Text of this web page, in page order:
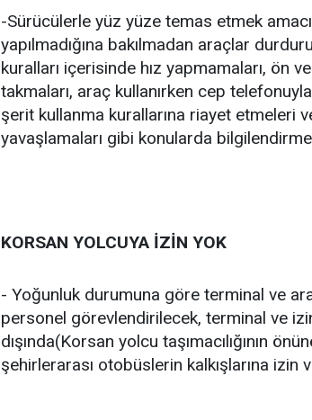
-Sürücülerle yüz yüze temas etmek
yapılmadığına bakılmadan araçlar
kuralları içerisinde hız yapmamaları, ön
takmaları, araç kullanırken cep
şerit kullanma kurallarına riayet etmeleri
yavaşlamaları gibi konularda bilgilendirme
KORSAN YOLCUYA İZİN YOK
- Yoğunluk durumuna göre terminal ve
personel görevlendirilecek, terminal ve
dışında(Korsan yolcu taşımacılığının
şehirlerarası otobüslerin kalkışlarına izin